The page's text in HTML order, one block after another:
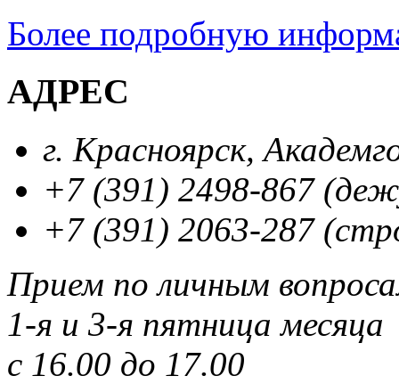
Более подробную
АДРЕС
г. Красноярск,
+7 (391) 2498-867
+7 (391) 2063-287
Прием по личным
1-я и 3-я пятница месяца
с 16.00 до 17.00